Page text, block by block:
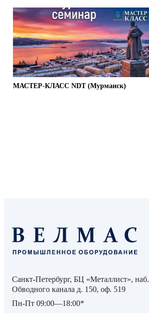
МАСТЕР-КЛАСС NDT (Мурманск)
Санкт-Петербург, БЦ «Металлист», наб.
Обводного канала д. 150, оф. 519
Пн-Пт 09:00—18:00*